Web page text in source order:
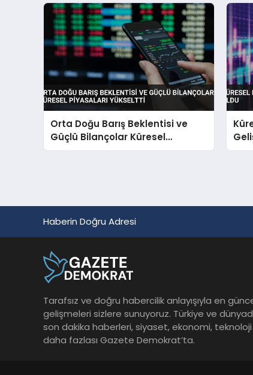
Orta Doğu Barış Beklentisi ve
Güçlü Bilançolar Küresel
Piyasaları Yükseltti
Haberin Doğru Adresi
Tarafsız ve doğru habercilik anlayışıyla en
gelişmeleri sizlere sunuyoruz. Türkiye ve
son dakika haberleri, siyaset, ekonomi,
daha fazlası Gazete Demokrat’ta.